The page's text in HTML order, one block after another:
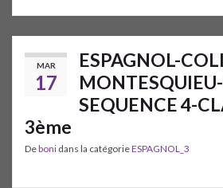
MAR
17
ESPAGNOL-
SEQUENCE 4-
3ème
Deboni dans la catégorieESPAGNOL_3